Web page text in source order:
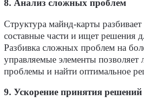
8. Анализ сложных проблем
Структура майнд-карты
составные части и ищет решения
Разбивка сложных проблем на
управляемые элементы позволяет
проблемы и найти оптимальное
9. Ускорение принятия решений